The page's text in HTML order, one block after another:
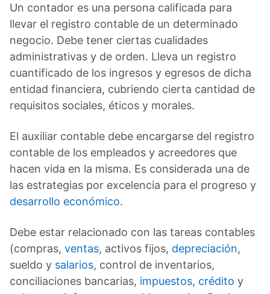
Un contador es una persona calificada para
llevar el registro contable de un determinado
negocio. Debe tener ciertas cualidades
administrativas y de orden. Lleva un registro
cuantificado de los ingresos y egresos de dicha
entidad financiera, cubriendo cierta cantidad de
requisitos sociales, éticos y morales.
El auxiliar contable debe encargarse del registro
contable de los empleados y acreedores que
hacen vida en la misma. Es considerada una de
las estrategias por excelencia para el progreso y
desarrollo económico.
Debe estar relacionado con las tareas contables
(compras, ventas, activos fijos, depreciación,
sueldo y salarios, control de inventarios,
conciliaciones bancarias, impuestos, crédito y